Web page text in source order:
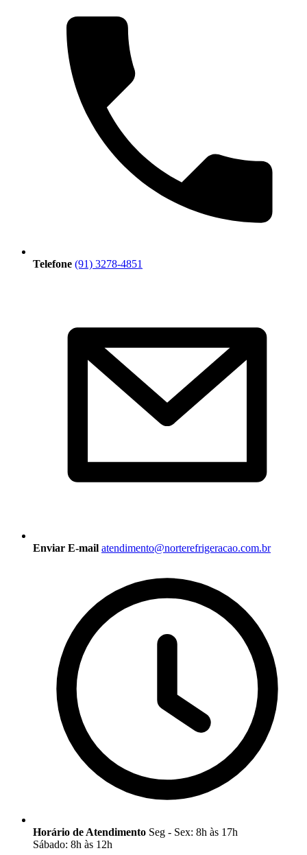
Telefone (91) 3278-4851
Enviar E-mail atendimento@norterefrigeracao.com.br
Horário de Atendimento Seg - Sex: 8h às 17h
Sábado: 8h às 12h